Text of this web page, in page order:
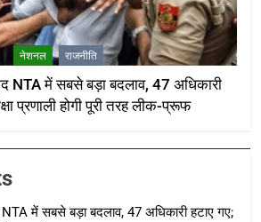
नेशनल राजनीति
NTA में सबसे बड़ा बदलाव, 47 अधिकारी
प्रणाली होगी पूरी तरह लीक-प्रूफ
NTA में सबसे बड़ा बदलाव, 47 अधिकारी हटाए गए;